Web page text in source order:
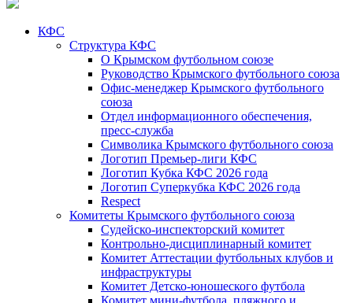
КФС
Структура КФС
О Крымском футбольном союзе
Руководство Крымского футбольного союза
Офис-менеджер Крымского футбольного
союза
Отдел информационного обеспечения,
пресс-служба
Символика Крымского футбольного союза
Логотип Премьер-лиги КФС
Логотип Кубка КФС 2026 года
Логотип Суперкубка КФС 2026 года
Respect
Комитеты Крымского футбольного союза
Судейско-инспекторский комитет
Контрольно-дисциплинарный комитет
Комитет Аттестации футбольных клубов и
инфраструктуры
Комитет Детско-юношеского футбола
Комитет мини-футбола, пляжного и